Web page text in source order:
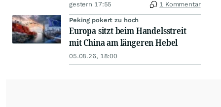
gestern 17:55 1 Kommentar
Peking pokert zu hoch
Europa sitzt beim Handelsstreit
mit China am längeren Hebel
05.08.26, 18:00